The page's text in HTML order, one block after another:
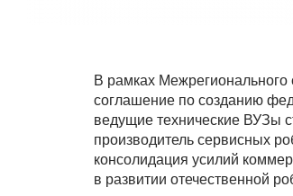
В рамках
соглашение по созданию
ведущие технические ВУЗы
производитель сервисных
консолидация усилий
в развитии отечественной